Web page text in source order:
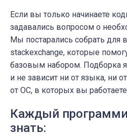
Если вы только начинаете
задавались вопросом о
Мы постарались собрать для
stackexchange, которые
базовым набором. Подборка
и не зависит ни от языка, ни
от ОС, в которых вы
Каждый
знать: